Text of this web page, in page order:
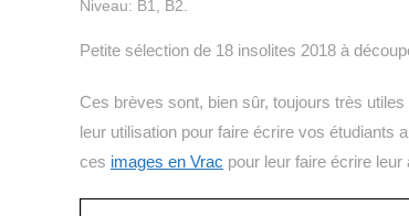
publication :
Niveau: B1, B2.
Petite sélection de 18 insolites 2018 à
Ces brèves sont, bien sûr, toujours très
leur utilisation pour faire écrire vos étudiants
ces images en Vrac pour leur faire écrire leur